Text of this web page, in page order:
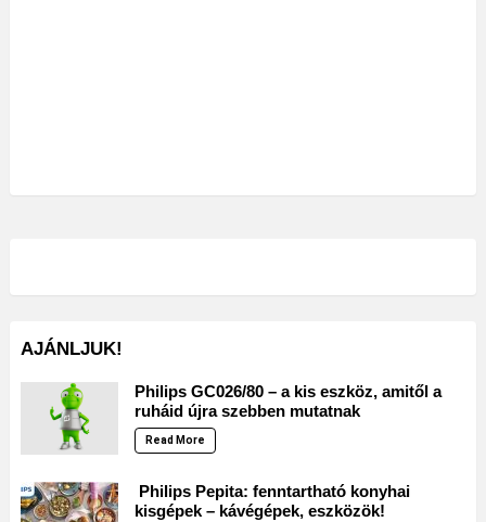
AJÁNLJUK!
Philips GC026/80 – a kis eszköz, amitől a
ruháid újra szebben mutatnak
Read More
Philips Pepita: fenntartható konyhai
kisgépek – kávégépek, eszközök!